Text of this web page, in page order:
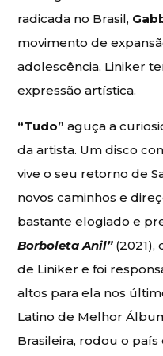
radicada no Brasil,
movimento de
adolescência, Liniker
expressão artística.
“Tudo” aguça a
da artista. Um disco
vive o seu retorno de
novos caminhos e
bastante elogiado e
Borboleta Anil”(2021),
de Liniker e foi
altos para ela nos
Latino de Melhor
Brasileira, rodou o